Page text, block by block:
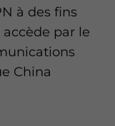
à des fins
par le
China